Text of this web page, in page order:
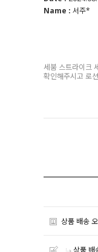
Name : 서주*
세붐 스트라이크
확인해주시고 로
상품 배송